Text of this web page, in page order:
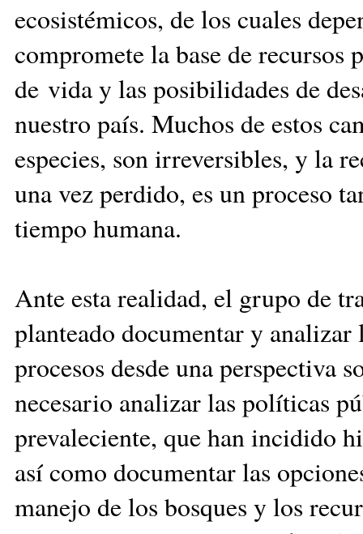
ecosistémicos, de los cuales
compromete la base de
de vida y las posibilidades de
nuestro país. Muchos de estos
especies, son irreversibles, y la
una vez perdido, es un proceso
tiempo humana.
Ante esta realidad, el grupo de
planteado documentar y analizar
procesos desde una perspectiva
necesario analizar las políticas
prevaleciente, que han incidido
así como documentar las
manejo de los bosques y los